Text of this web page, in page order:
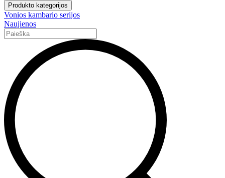
Produkto kategorijos
Vonios kambario serijos
Naujienos